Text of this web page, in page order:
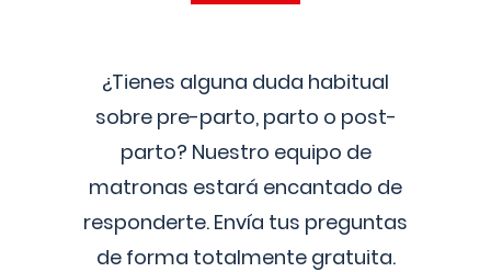
¿Tienes alguna duda habitual
sobre pre-parto, parto o post-
parto? Nuestro equipo de
matronas estará encantado de
responderte. Envía tus preguntas
de forma totalmente gratuita.